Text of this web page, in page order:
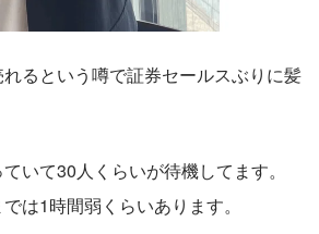
るという噂で証券セールスぶりに髪
いて30人くらいが待機してます。
は1時間弱くらいあります。